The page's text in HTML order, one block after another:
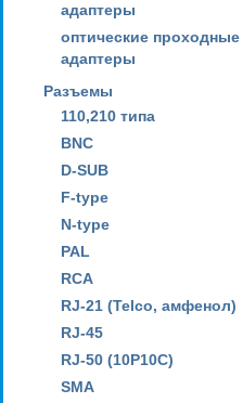
адаптеры
оптические проходные
адаптеры
Разъемы
110,210 типа
BNC
D-SUB
F-type
N-type
PAL
RCA
RJ-21 (Telco, амфенол)
RJ-45
RJ-50 (10P10C)
SMA